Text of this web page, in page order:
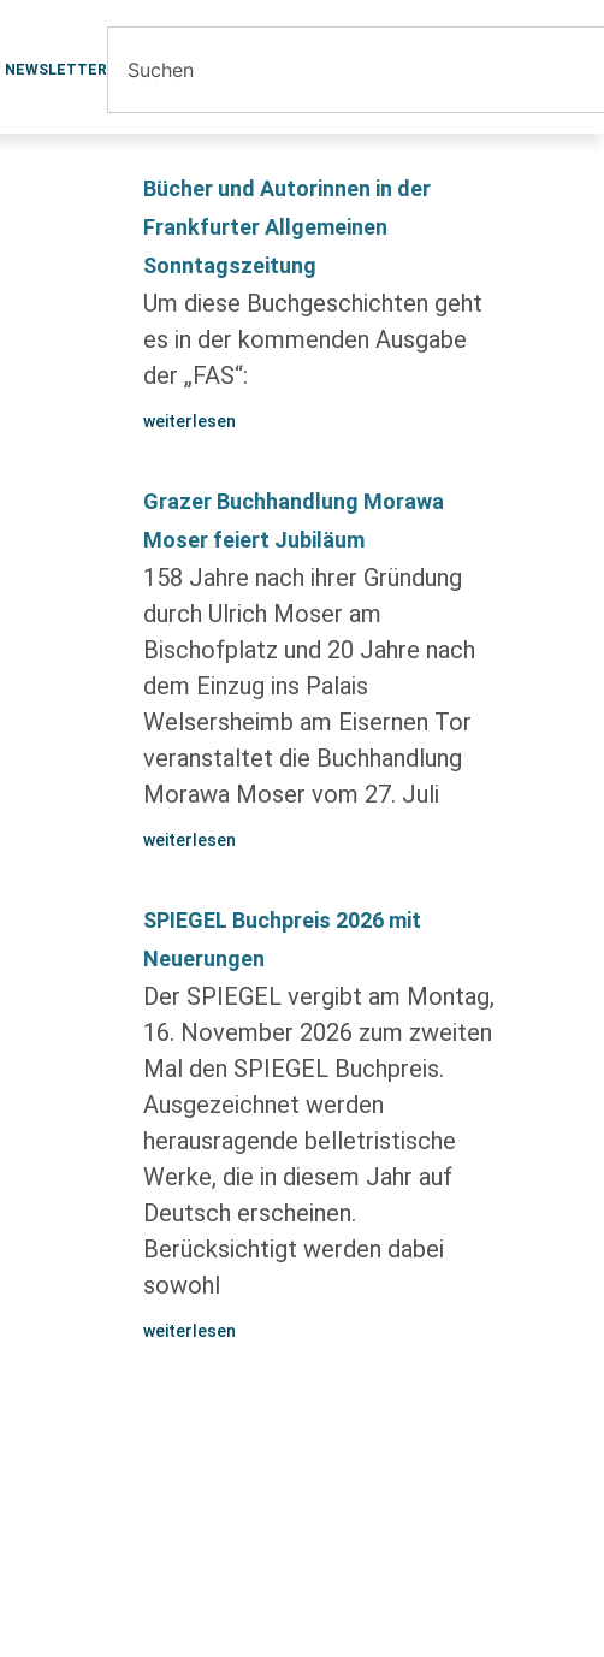
NEWSLETTER
Bücher und Autorinnen in der
Frankfurter Allgemeinen
Sonntagszeitung
Um diese Buchgeschichten geht
es in der kommenden Ausgabe
der „FAS“:
weiterlesen
Grazer Buchhandlung Morawa
Moser feiert Jubiläum
158 Jahre nach ihrer Gründung
durch Ulrich Moser am
Bischofplatz und 20 Jahre nach
dem Einzug ins Palais
Welsersheimb am Eisernen Tor
veranstaltet die Buchhandlung
Morawa Moser vom 27. Juli
weiterlesen
SPIEGEL Buchpreis 2026 mit
Neuerungen
Der SPIEGEL vergibt am Montag,
16. November 2026 zum zweiten
Mal den SPIEGEL Buchpreis.
Ausgezeichnet werden
herausragende belletristische
Werke, die in diesem Jahr auf
Deutsch erscheinen.
Berücksichtigt werden dabei
sowohl
weiterlesen